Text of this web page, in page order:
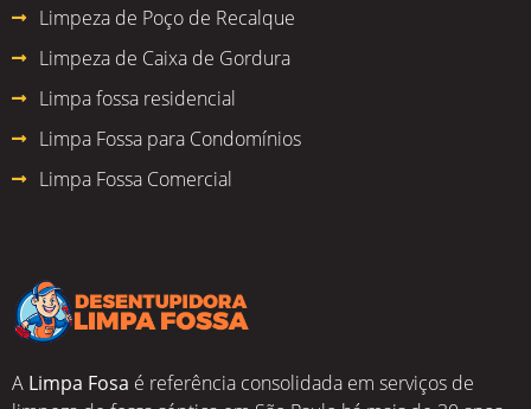
A Limpa Fosa é referência consolidada em serviços de
Limpeza de Poço de Recalque
Limpeza de Caixa de Gordura
Limpa fossa residencial
Limpa Fossa para Condomínios
Limpa Fossa Comercial